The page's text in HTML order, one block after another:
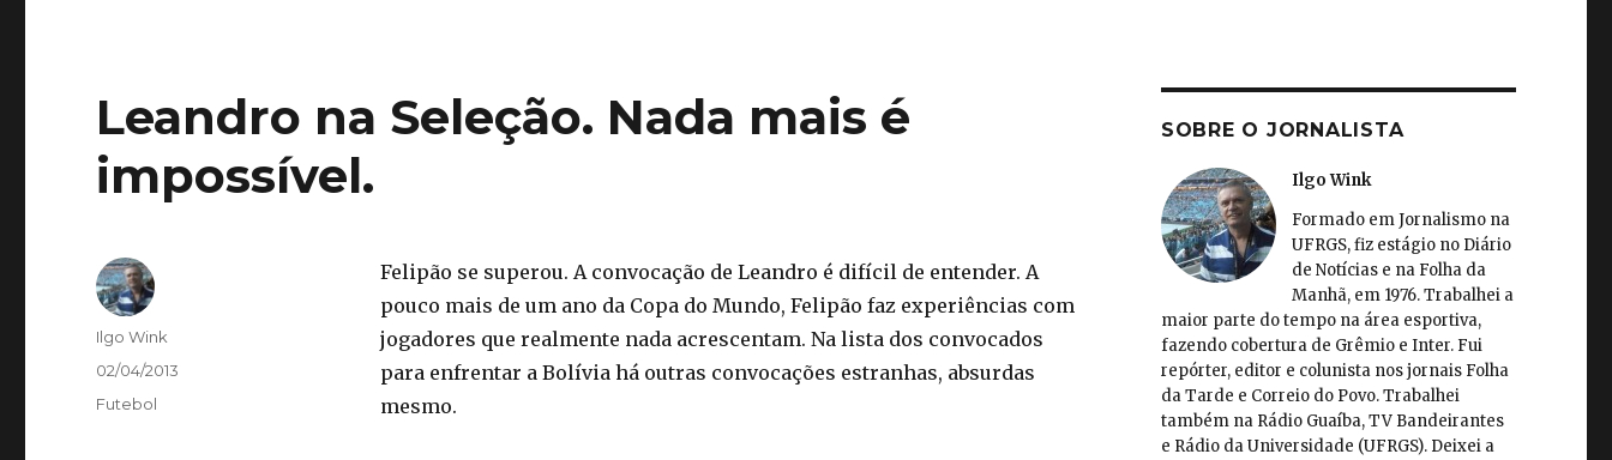
Leandro na Seleção. Nada mais é
impossível.
Felipão se superou. A convocação de Leandro é difícil de entender. A
pouco mais de um ano da Copa do Mundo, Felipão faz experiências com
jogadores que realmente nada acrescentam. Na lista dos convocados
para enfrentar a Bolívia há outras convocações estranhas, absurdas
mesmo.
Autor
Ilgo Wink
Publicado
02/04/2013
Categorias
Futebol
SOBRE O JORNALISTA
Ilgo Wink
Formado em Jornalismo na
UFRGS, fiz estágio no Diário
de Notícias e na Folha da
Manhã, em 1976. Trabalhei a
maior parte do tempo na área esportiva,
fazendo cobertura de Grêmio e Inter. Fui
repórter, editor e colunista nos jornais Folha
da Tarde e Correio do Povo. Trabalhei
também na Rádio Guaíba, TV Bandeirantes
e Rádio da Universidade (UFRGS). Deixei a